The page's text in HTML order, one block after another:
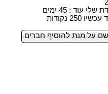
עוד : 45 ימים
250 נקודות
על מנת להוסיף חברים